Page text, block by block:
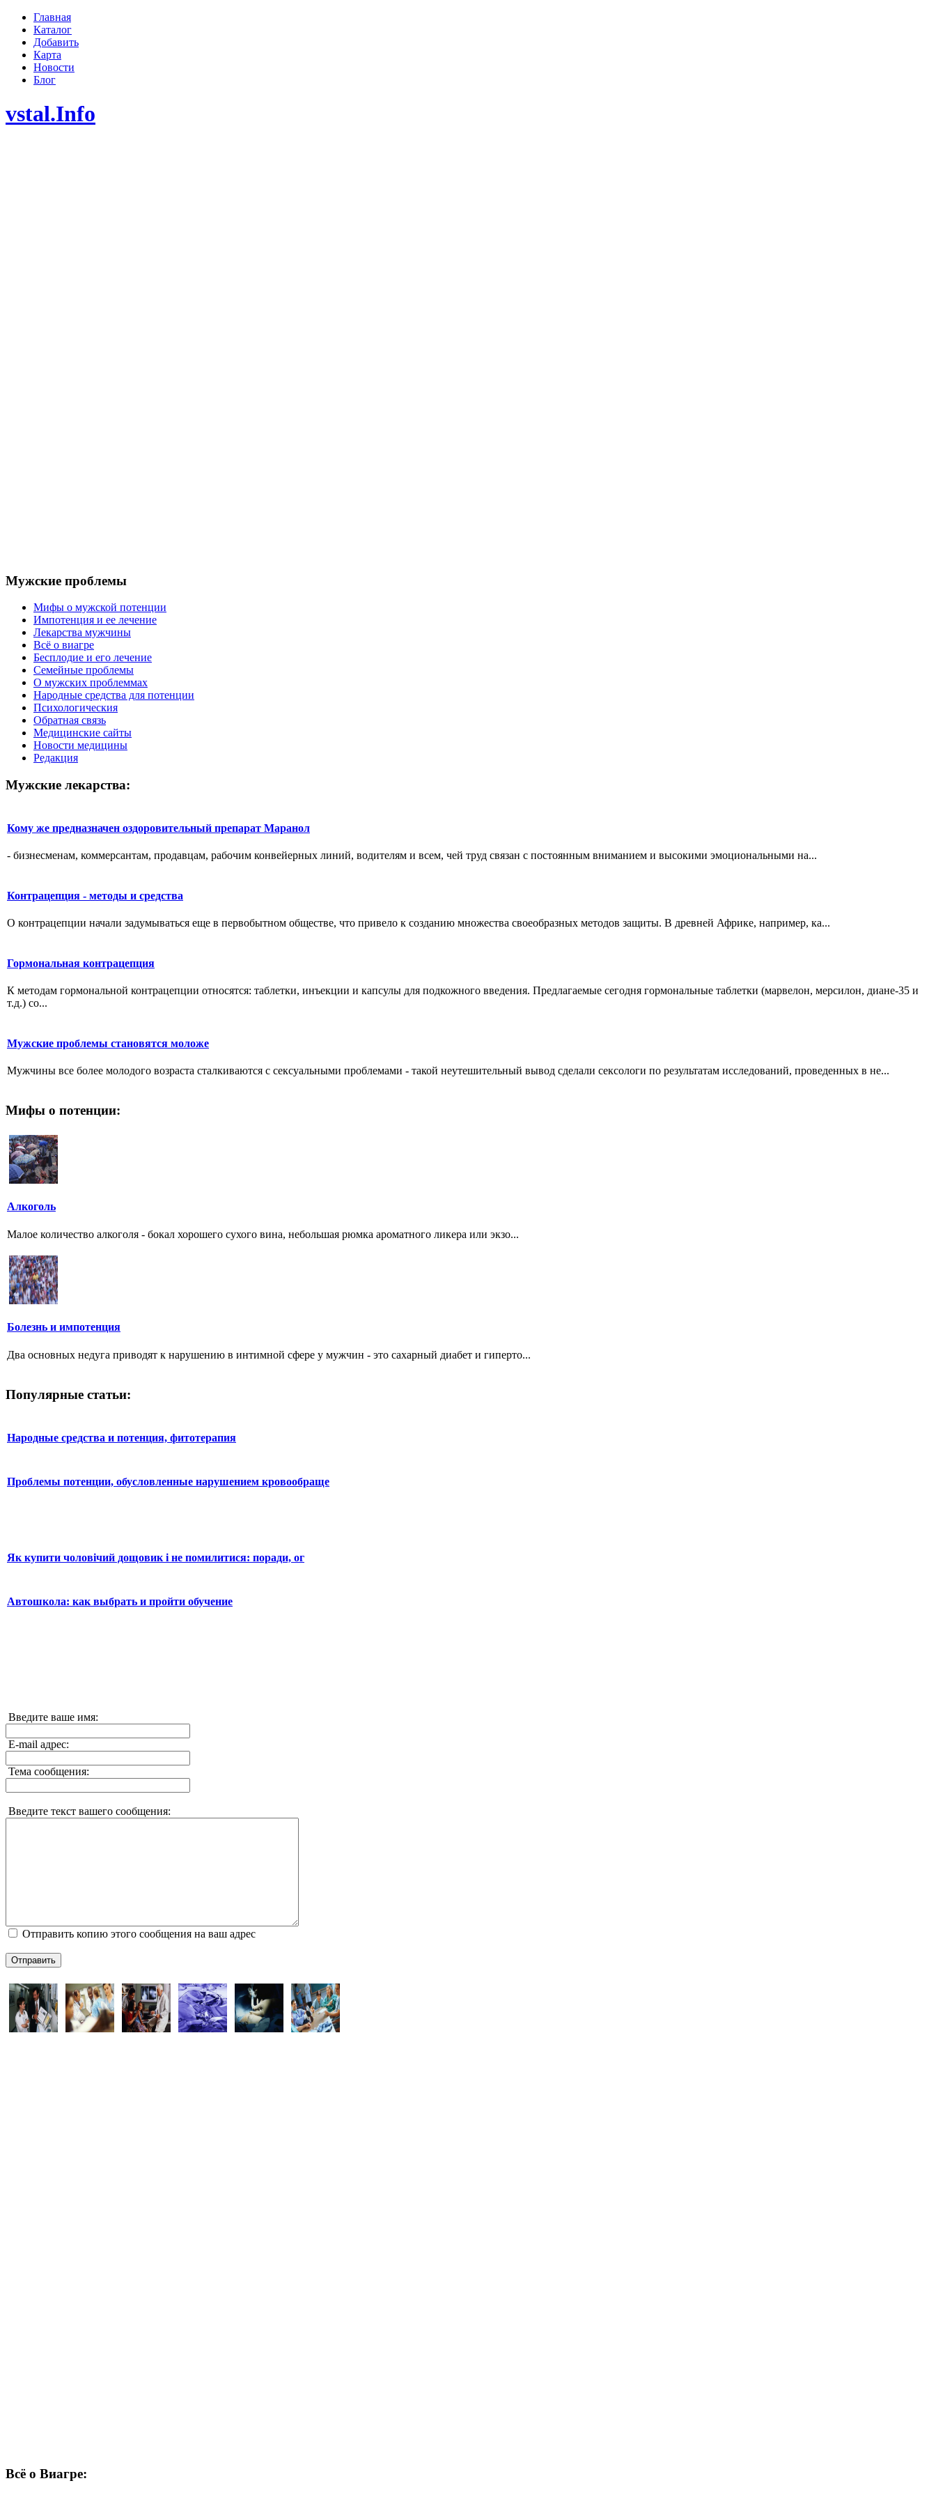
Главная
Каталог
Добавить
Карта
Новости
Блог
vstal.Info
Мужские проблемы
Мифы о мужской потенции
Импотенция и ее лечение
Лекарства мужчины
Всё о виагре
Бесплодие и его лечение
Семейные проблемы
О мужских проблеммах
Народные средства для потенции
Психологическия
Обратная связь
Медицинские сайты
Новости медицины
Редакция
Мужские лекарства:
Кому же предназначен оздоровительный препарат Маранол
- бизнесменам, коммерсантам, продавцам, рабочим конвейерных линий, водителям и всем, чей труд связан с постоянным вниманием и высокими эмоциональными на...
Контрацепция - методы и средства
О контрацепции начали задумываться еще в первобытном обществе, что привело к созданию множества своеобразных методов защиты. В древней Африке, например, ка...
Гормональная контрацепция
К методам гормональной контрацепции относятся: таблетки, инъекции и капсулы для подкожного введения. Предлагаемые сегодня гормональные таблетки (марвелон, мерсилон, диане-35 и
т.д.) со...
Мужские проблемы становятся моложе
Мужчины все более молодого возраста сталкиваются с сексуальными проблемами - такой неутешительный вывод сделали сексологи по результатам исследований, проведенных в не...
Мифы о потенции:
Алкоголь
Малое количество алкоголя - бокал хорошего сухого вина, небольшая рюмка ароматного ликера или экзо...
Болезнь и импотенция
Два основных недуга приводят к нарушению в интимной сфере у мужчин - это сахарный диабет и гиперто...
Популярные статьи:
Народные средства и потенция, фитотерапия
Проблемы потенции, обусловленные нарушением кровообраще
Як купити чоловічий дощовик і не помилитися: поради, ог
Автошкола: как выбрать и пройти обучение
Введите ваше имя:
E-mail адрес:
Тема сообщения:
Введите текст вашего сообщения:
Отправить копию этого сообщения на ваш адрес
Отправить
Всё о Виагре: